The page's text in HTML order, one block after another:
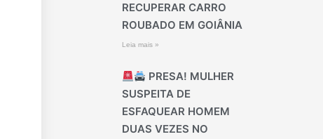
RECUPERAR CARRO
ROUBADO EM GOIÂNIA
Leia mais »
PRESA! MULHER
SUSPEITA DE
ESFAQUEAR HOMEM
DUAS VEZES NO